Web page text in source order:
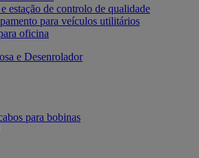
estação de controlo de qualidade
para veículos utilitários
oficina
e Desenrolador
para bobinas